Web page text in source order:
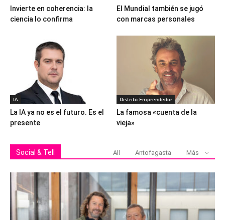
Invierte en coherencia: la
ciencia lo confirma
El Mundial también se jugó
con marcas personales
IA
La IA ya no es el futuro. Es el
presente
Distrito Emprendedor
La famosa «cuenta de la
vieja»
Social & Tell All Antofagasta Más